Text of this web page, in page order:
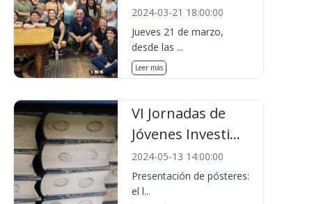
2024-03-21 18:00:00
Jueves 21 de marzo,
desde las ...
Leer más
VI Jornadas de
Jóvenes Investi...
2024-05-13 14:00:00
Presentación de pósteres:
el l...